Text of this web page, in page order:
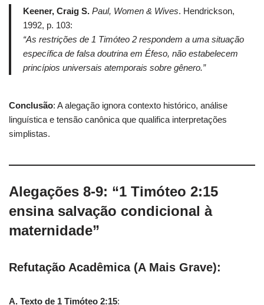
Keener, Craig S. Paul, Women & Wives. Hendrickson,
1992, p. 103:
“As restrições de 1 Timóteo 2 respondem a uma situação
específica de falsa doutrina em Éfeso, não estabelecem
princípios universais atemporais sobre gênero.”
Conclusão: A alegação ignora contexto histórico, análise
linguística e tensão canônica que qualifica interpretações
simplistas.
Alegações 8-9: “1 Timóteo 2:15
ensina salvação condicional à
maternidade”
Refutação Acadêmica (A Mais Grave):
A. Texto de 1 Timóteo 2:15: